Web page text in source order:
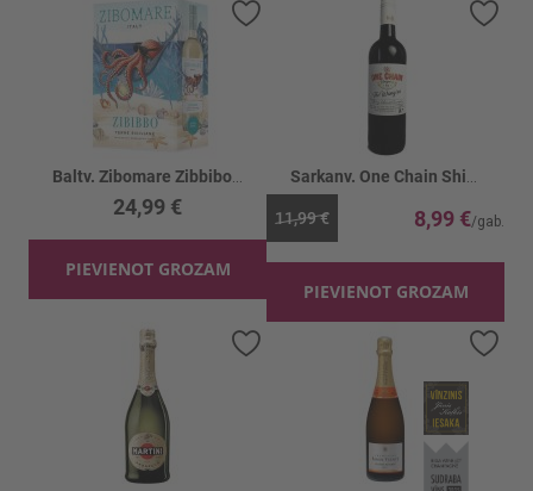
24,99 €
PIEVIENOT GROZAM
11,99 € 8,99 €
PIEVIENOT GROZAM
Pievienot vēlmju sarakstam